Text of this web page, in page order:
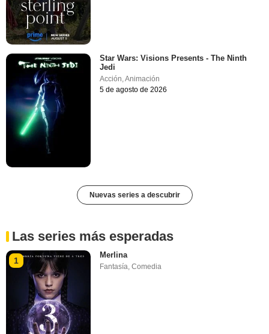
Star Wars: Visions Presents - The Ninth
Jedi
Acción,Animación
5 de agosto de 2026
Nuevas series a descubrir
Las series más esperadas
1
Merlina
Fantasía ,Comedia